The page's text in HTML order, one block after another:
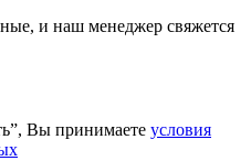
и наш менеджер свяжется
Вы принимаете условия